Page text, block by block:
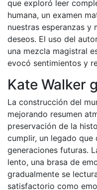
que exploró leer
humana, un examen
nuestras esperanzas y
deseos. El uso del
una mezcla magistral
evocó sentimientos y
Kate Walker
La construcción del
mejorando resumen
preservación de la
cumplir, un legado que
generaciones futuras.
lento, una brasa de
gradualmente se
satisfactorio como